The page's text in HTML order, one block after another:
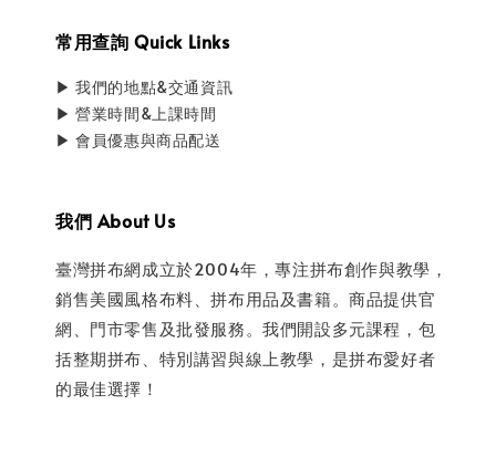
常用查詢 Quick Links
▶ 我們的地點&交通資訊
▶ 營業時間&上課時間
▶ 會員優惠與商品配送
我們 About Us
臺灣拼布網成立於2004年，專注拼布創作與教學，
銷售美國風格布料、拼布用品及書籍。商品提供官
網、門市零售及批發服務。我們開設多元課程，包
括整期拼布、特別講習與線上教學，是拼布愛好者
的最佳選擇！